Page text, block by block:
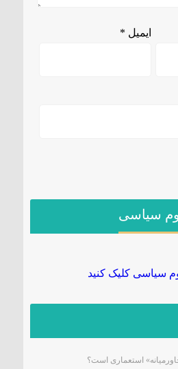
ایمیل *
سیاسی
سیاسی کلیک کنید
استعماری است؟